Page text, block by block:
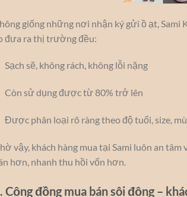
giống những nơi nhận ký gửi ồ ạt, Sami
đưa ra thị trường đều:
Sạch sẽ, không rách, không lỗi nặng
Còn sử dụng được từ 80% trở lên
Được phân loại rõ ràng theo độ tuổi, size,
vậy, khách hàng mua tại Sami luôn an
hơn, nhanh thu hồi vốn hơn.
Cộng đồng mua bán sôi động –